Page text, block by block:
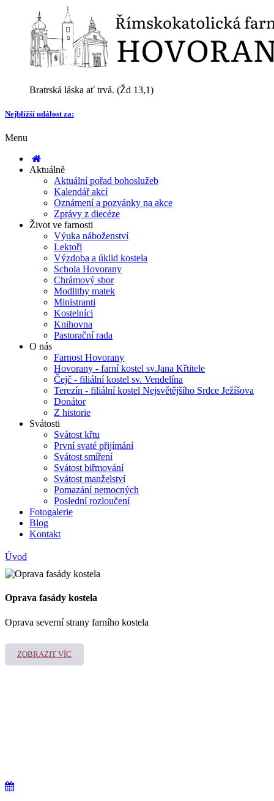
Bratrská láska ať trvá. (Žd 13,1)
Nejbližší událost za:
Menu
Aktuálně
Aktuální pořad bohoslužeb
Kalendář akcí
Oznámení a pozvánky na akce
Zprávy z diecéze
Život ve farnosti
Výuka náboženství
Lektoři
Výzdoba a úklid kostela
Schola Hovorany
Chrámový sbor
Modlitby matek
Ministranti
Kostelníci
Knihovna
Pastorační rada
O nás
Farnost Hovorany
Hovorany - farní kostel sv.Jana Křtitele
Čejč - filiální kostel sv. Vendelína
Terezín - filiální kostel Nejsvětějšího Srdce Ježíšova
Donátor
Z historie
Svátosti
Svátost křtu
První svaté přijímání
Svátost smíření
Svátost biřmování
Svátost manželství
Pomazání nemocných
Poslední rozloučení
Fotogalerie
Blog
Kontakt
Úvod
Oprava fasády kostela
Oprava severní strany farního kostela
ZOBRAZIT VÍC